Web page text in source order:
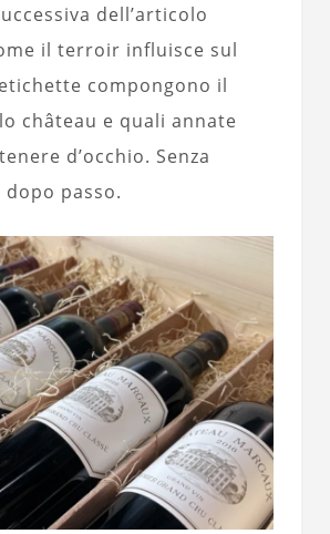
dell’articolo
il terroir influisce sul
compongono il
château e quali annate
d’occhio. Senza
passo.